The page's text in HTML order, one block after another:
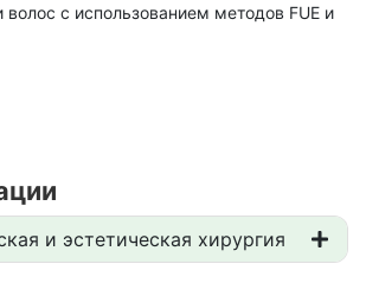
волос с использованием методов FUE и
и эстетическая хирургия